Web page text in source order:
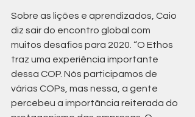
Sobre as lições e aprendizados, Caio
diz sair do encontro global com
muitos desafios para 2020. “O Ethos
traz uma experiência importante
dessa COP. Nós participamos de
várias COPs, mas nessa, a gente
percebeu a importância reiterada do